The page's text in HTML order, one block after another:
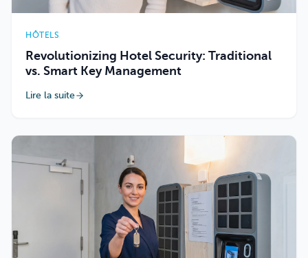
HÔTELS
Revolutionizing Hotel Security: Traditional
vs. Smart Key Management
Lire la suite